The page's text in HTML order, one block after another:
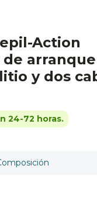
Action
y dos
24-72 horas.